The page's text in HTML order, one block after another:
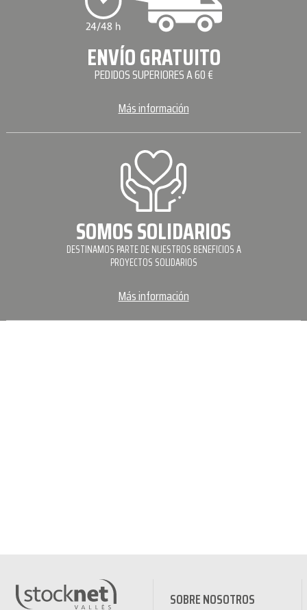
ENVÍO GRATUITO
PEDIDOS SUPERIORES A 60 €
Más información
SOMOS SOLIDARIOS
DESTINAMOS PARTE DE NUESTROS BENEFICIOS A
PROYECTOS SOLIDARIOS
Más información
SOBRE NOSOTROS